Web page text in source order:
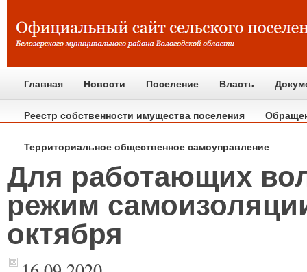
Главная Новости Поселение Власть
Реестр собственности имущества поселения
Территориальное общественное самоуправление
Для работающих
режим
октября